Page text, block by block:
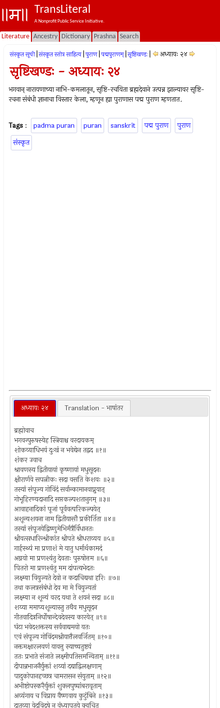
TransLiteral
A Nonprofit Public Service Initiative.
Literature Ancestry Dictionary Prashna Search
संस्कृत सूची संस्कृत स्तोत्र साहित्य पुराण पद्मपुराणम् सृष्टिखण्डः अध्यायः २४
सृष्टिखण्डः - अध्यायः २४
भगवान् नारायणाच्या नाभि-कमलातून, सृष्टि-रचयिता ब्रह्मदेवाने उत्पन्न झाल्यावर सृष्टि-
रचना संबंधी ज्ञानाचा विस्तार केला, म्हणून ह्या पुराणास पद्म पुराण म्हणतात.
Tags : padma puran puran sanskrit पद्म पुराण
पुराण
संस्कृत
अध्यायः २४ Translation - भाषांतर
ब्रह्मोवाच
भगवन्पुरुषस्येह स्त्रियाश्च वरदायकम्
शोकव्याधिभयं दुःखं न भवेद्येन तद्वद ॥१॥
शंकर उवाच
श्रावणस्य द्वितीयायां कृष्णायां मधुसूदनः
क्षीरार्णवे सपत्नीकः सदा वसति केशवः ॥२॥
तस्यां संपूज्य गोविंदं सर्वान्कामानवाप्नुयात्
गोभूहिरण्यदानादि सप्तकल्पशतानुगम् ॥३॥
आवाहनादिकां पूजां पूर्ववत्परिकल्पयेत्
अशून्यशयना नाम द्वितीयासौ प्रकीर्तिता ॥४॥
तस्यां संपूजयेद्विष्णुमेभिर्मंत्रैर्विधानतः
श्रीवत्सधारिन्श्रीकांत श्रीपते श्रीधराव्यय ॥५॥
गार्हस्थ्यं मा प्रणाशं मे यातु धर्मार्थकामदं
अग्नयो मा प्रणश्यंतु देवताः पुरुषोत्तम ॥६॥
पितरो मा प्रणश्यंतु मम दांपत्यभेदतः
लक्ष्म्या वियुज्यते देवो न कदाचिद्यथा हरिः ॥७॥
तथा कलत्रसंबंधो देव मा मे वियुज्यतां
लक्ष्म्या न शून्यं वरद यथा ते शयनं सदा ॥८॥
शय्या ममाप्यशून्यास्तु तथैव मधुसूदन
गीतवादित्रनिर्घोषान्देवदेवस्य कारयेत् ॥९॥
घंटा भवेदशक्तस्य सर्ववाद्यमयो यतः
एवं संपूज्य गोविंदमश्नीयात्तैलवर्जितम् ॥१०॥
नक्तमक्षारलवणं यावत्तु स्याच्चतुष्टयं
ततः प्रभाते संजाते लक्ष्मीपतिसमन्विताम् ॥११॥
दीपान्नभाजनैर्युक्तां शय्यां दद्याद्विलक्षणाम्
पादुकोपानहच्छत्र चामरासन संयुताम् ॥१२॥
अभीष्टोपस्करैर्युक्तां शुक्लपुष्पांबरावृताम्
अव्यंगाय च विप्राय वैष्णवाय कुटुंबिने ॥१३॥
दातव्या वेदविदुषे न वंध्यापतये क्वचित्